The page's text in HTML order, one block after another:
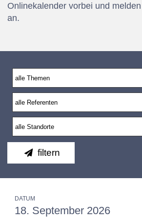
Onlinekalender vorbei und
an.
filtern
DATUM
18. September 2026